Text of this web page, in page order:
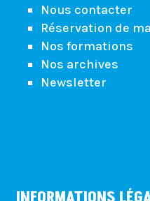
Nous contacter
Réservation de
Nos formations
Nos archives
Newsletter